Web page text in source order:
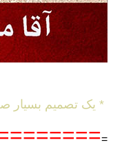
* یک تصمیم بسیار
=